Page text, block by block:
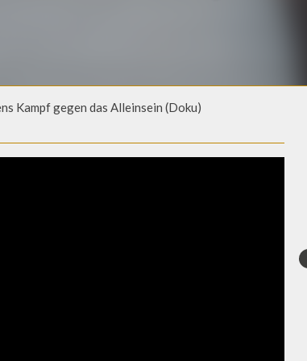
Kampf gegen das Alleinsein (Doku)